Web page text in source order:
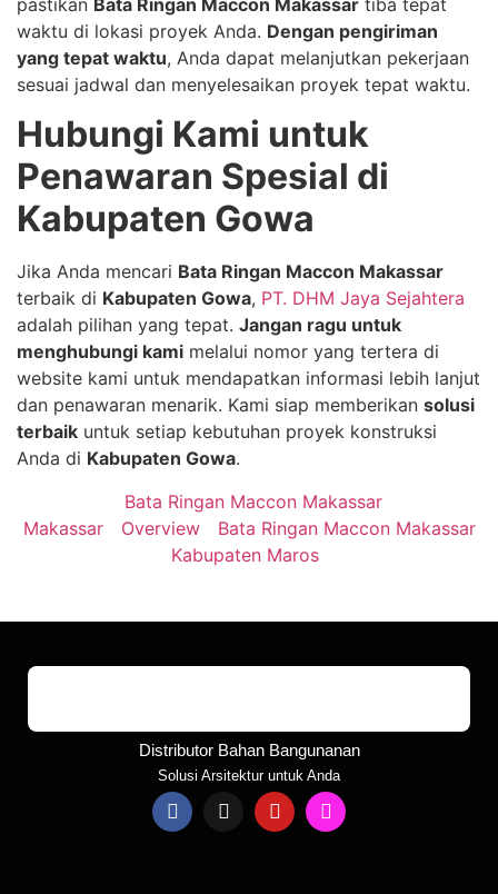
waktu di lokasi proyek Anda. Dengan pengiriman
yang tepat waktu, Anda dapat melanjutkan pekerjaan
sesuai jadwal dan menyelesaikan proyek tepat waktu.
Hubungi Kami untuk
Penawaran Spesial di
Kabupaten Gowa
Jika Anda mencari Bata Ringan Maccon Makassar
terbaik di Kabupaten Gowa, PT. DHM Jaya Sejahtera
adalah pilihan yang tepat. Jangan ragu untuk
menghubungi kami melalui nomor yang tertera di
website kami untuk mendapatkan informasi lebih lanjut
dan penawaran menarik. Kami siap memberikan solusi
terbaik untuk setiap kebutuhan proyek konstruksi
Anda di Kabupaten Gowa.
Bata Ringan Maccon Makassar
Makassar
Overview
Bata Ringan Maccon Makassar
Kabupaten Maros
Distributor Bahan Bangunanan
Solusi Arsitektur untuk Anda